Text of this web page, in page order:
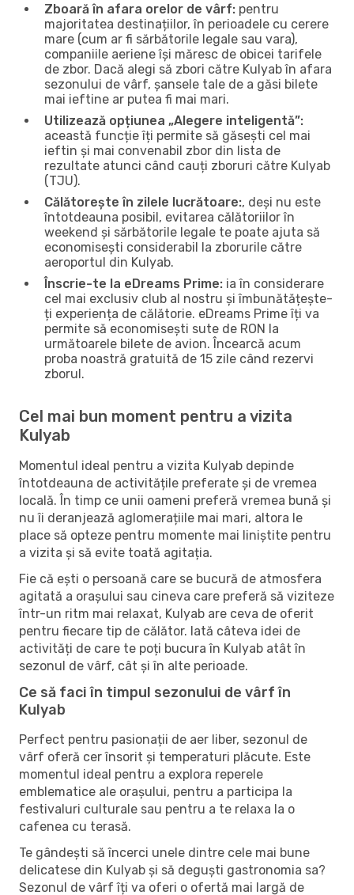
Zboară în afara orelor de vârf: pentru
majoritatea destinațiilor, în perioadele cu cerere
mare (cum ar fi sărbătorile legale sau vara),
companiile aeriene își măresc de obicei tarifele
de zbor. Dacă alegi să zbori către Kulyab în afara
sezonului de vârf, șansele tale de a găsi bilete
mai ieftine ar putea fi mai mari.
Utilizează opțiunea „Alegere inteligentă”:
această funcție îți permite să găsești cel mai
ieftin și mai convenabil zbor din lista de
rezultate atunci când cauți zboruri către Kulyab
(TJU).
Călătorește în zilele lucrătoare:, deși nu este
întotdeauna posibil, evitarea călătoriilor în
weekend și sărbătorile legale te poate ajuta să
economisești considerabil la zborurile către
aeroportul din Kulyab.
Înscrie-te la eDreams Prime: ia în considerare
cel mai exclusiv club al nostru și îmbunătățește-
ți experiența de călătorie. eDreams Prime îți va
permite să economisești sute de RON la
următoarele bilete de avion. Încearcă acum
proba noastră gratuită de 15 zile când rezervi
zborul.
Cel mai bun moment pentru a vizita
Kulyab
Momentul ideal pentru a vizita Kulyab depinde
întotdeauna de activitățile preferate și de vremea
locală. În timp ce unii oameni preferă vremea bună și
nu îi deranjează aglomerațiile mai mari, altora le
place să opteze pentru momente mai liniștite pentru
a vizita și să evite toată agitația.
Fie că ești o persoană care se bucură de atmosfera
agitată a orașului sau cineva care preferă să viziteze
într-un ritm mai relaxat, Kulyab are ceva de oferit
pentru fiecare tip de călător. Iată câteva idei de
activități de care te poți bucura în Kulyab atât în ​​
sezonul de vârf, cât și în alte perioade.
Ce să faci în timpul sezonului de vârf în
Kulyab
Perfect pentru pasionații de aer liber, sezonul de
vârf oferă cer însorit și temperaturi plăcute. Este
momentul ideal pentru a explora reperele
emblematice ale orașului, pentru a participa la
festivaluri culturale sau pentru a te relaxa la o
cafenea cu terasă.
Te gândești să încerci unele dintre cele mai bune
delicatese din Kulyab și să deguști gastronomia sa?
Sezonul de vârf îți va oferi o ofertă mai largă de